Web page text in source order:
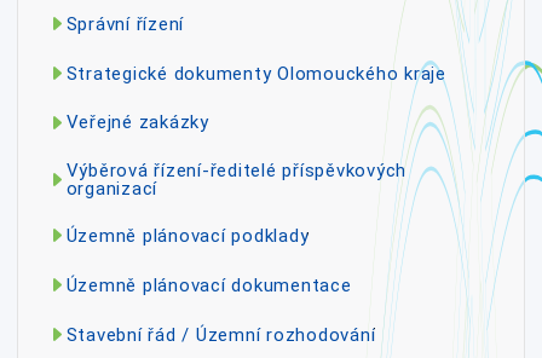
Správní řízení
Strategické dokumenty Olomouckého kraje
Veřejné zakázky
Výběrová řízení-ředitelé příspěvkových
organizací
Územně plánovací podklady
Územně plánovací dokumentace
Stavební řád / Územní rozhodování